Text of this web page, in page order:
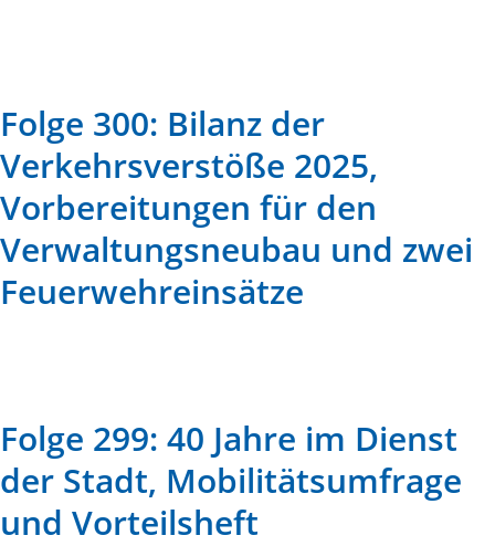
Folge 300: Bilanz der
Verkehrsverstöße 2025,
Vorbereitungen für den
Verwaltungsneubau und zwei
Feuerwehreinsätze
Folge 299: 40 Jahre im Dienst
der Stadt, Mobilitätsumfrage
und Vorteilsheft